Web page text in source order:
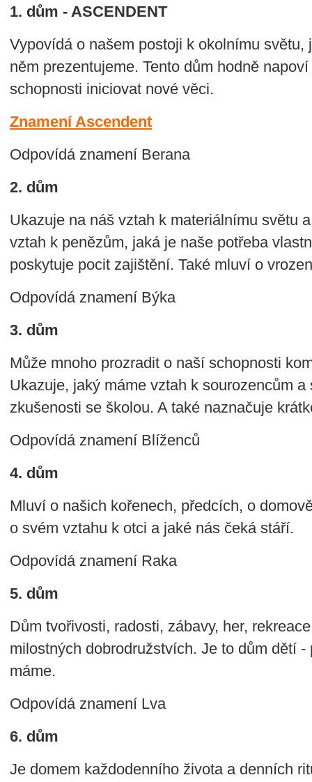
1. dům - ASCENDENT
Vypovídá o našem postoji k okolnímu světu,
něm prezentujeme. Tento dům hodně
schopnosti iniciovat nové věci.
Znamení Ascendent
Odpovídá znamení Berana
2. dům
Ukazuje na náš vztah k materiálnímu světu
vztah k penězům, jaká je naše potřeba
poskytuje pocit zajištění. Také mluví o
Odpovídá znamení Býka
3. dům
Může mnoho prozradit o naší schopnosti
Ukazuje, jaký máme vztah k sourozencům
zkušenosti se školou. A také naznačuje
Odpovídá znamení Blíženců
4. dům
Mluví o našich kořenech, předcích, o
o svém vztahu k otci a jaké nás čeká stáří.
Odpovídá znamení Raka
5. dům
Dům tvořivosti, radosti, zábavy, her,
milostných dobrodružstvích. Je to dům dětí
máme.
Odpovídá znamení Lva
6. dům
Je domem každodenního života a denních